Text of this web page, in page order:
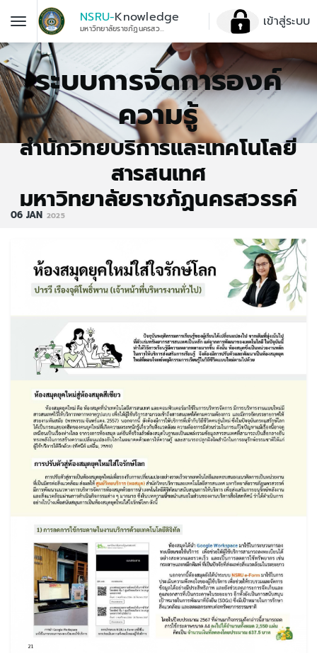
NSRU-Knowledge
มหาวิทยาลัยราชภัฏนครสวรรค์ เข้าสู่ระบบ
ระบบการจัดการองค์
ความรู้
สำนักวิทยบริการและเทคโนโลยี
สารสนเทศ
มหาวิทยาลัยราชภัฏนครสวรรค์
06 JAN 2025